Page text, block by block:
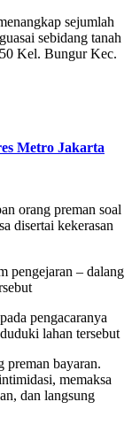
sejumlah
sebidang tanah
Kel. Bungur Kec.
Metro Jakarta
orang preman soal
disertai kekerasan
pengejaran – dalang
pengacaranya
lahan tersebut
preman bayaran.
memaksa
dan langsung